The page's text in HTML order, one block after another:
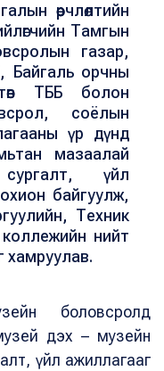
өөрчлөлтийн
Тамгын
газар,
Байгаль орчны
ТББ болон
соёлын
үр дүнд
мазаалай
үйл
байгуулж,
Техник
нийт
хамруулав.
боловсролд
дэх – музейн
үйл ажиллагааг